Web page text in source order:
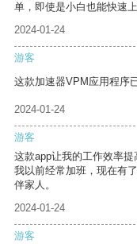
单，即使是小白也能快速上
2024-01-24
游客
这款加速器VPM应用程序
2024-01-24
游客
这款app让我的工作效率提
我以前经常加班，现在有
伴家人。
2024-01-24
游客